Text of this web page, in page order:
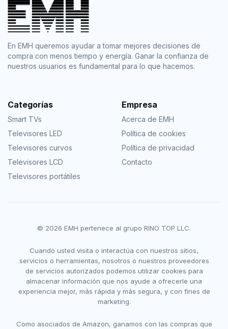
En EMH queremos ayudar a tomar mejores decisiones de
compra con menos tiempo y energía. Ganar la confianza de
nuestros usuarios es fundamental para lo que hacemos.
Categorías
Smart TVs
Televisores LED
Televisores curvos
Televisores LCD
Televisores portátiles
Empresa
Acerca de EMH
Política de cookies
Política de privacidad
Contacto
© 2026 EMH pertenece al grupo RINO TOP LLC.
Cuando usted visita o interactúa con nuestros sitios,
servicios o herramientas, nosotros o nuestros proveedores
de servicios autorizados podemos utilizar cookies para
almacenar información que nos ayude a ofrecerle una
experiencia mejor, más rápida y más segura, y con fines de
marketing.
Como asociados de Amazon, ganamos con las compras que